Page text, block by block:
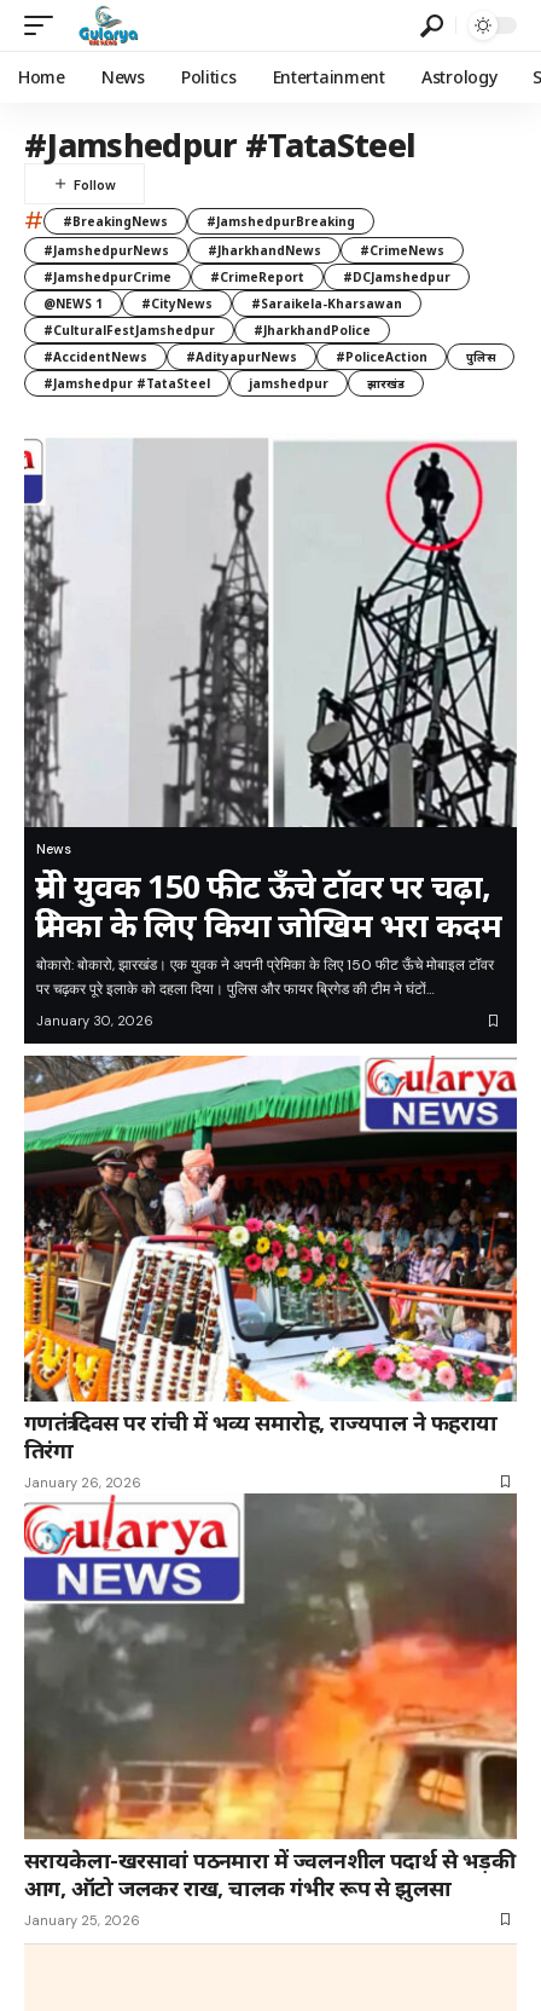
Home News Politics Entertainment Astrology
#Jamshedpur #TataSteel
# #BreakingNews
#JamshedpurBreaking
#JamshedpurNews
#JharkhandNews
#CrimeNews
#JamshedpurCrime
#CrimeReport
#DCJamshedpur
@NEWS 1
#CityNews
#Saraikela-Kharsawan
#CulturalFestJamshedpur
#JharkhandPolice
#AccidentNews
#AdityapurNews #PoliceAction
पुलिस
#Jamshedpur #TataSteel
jamshedpur झारखंड
News
प्रेमी युवक 150 फीट ऊँचे टॉवर पर चढ़ा,
प्रेमिका के लिए किया जोखिम भरा कदम
बोकारो: बोकारो, झारखंड। एक युवक ने अपनी प्रेमिका के लिए 150 फीट ऊँचे मोबाइल टॉवर
पर चढ़कर पूरे इलाके को दहला दिया। पुलिस और फायर ब्रिगेड की टीम ने घंटों…
January 30, 2026
गणतंत्र दिवस पर रांची में भव्य समारोह, राज्यपाल ने फहराया
तिरंगा
January 26, 2026
सरायकेला-खरसावां पठनमारा में ज्वलनशील पदार्थ से भड़की
आग, ऑटो जलकर राख, चालक गंभीर रूप से झुलसा
January 25, 2026